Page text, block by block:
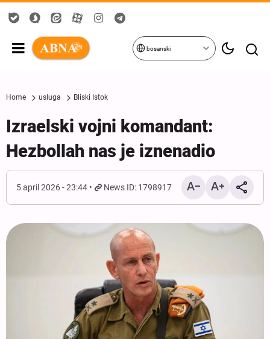
bosanski
Home usluga Bliski Istok
Izraelski vojni komandant:
Hezbollah nas je iznenadio
5 april 2026 - 23:44 News ID: 1798917